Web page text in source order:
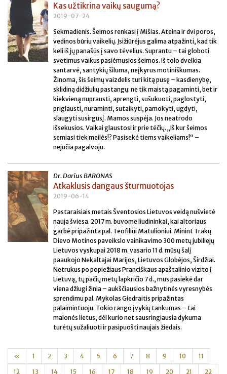
Kas užtikrina vaikų saugumą?
2019-07-24
Sekmadienis. Šeimos renkasi į Mišias. Ateina ir dvi poros,
vedinos būriu vaikelių. Įsižiūrėjus galima atpažinti, kad tik
keli iš jų panašūs į savo tėvelius. Suprantu – tai globoti
svetimus vaikus pasiėmusios šeimos. Iš tolo dvelkia
santarvė, santykių šiluma, neįkyrus motiniškumas.
Žinoma, šis šeimų vaizdelis turi kitą pusę – kasdienybę,
sklidiną didžiulių pastangų: ne tik maistą pagaminti, bet ir
kiekvieną nuprausti, aprengti, sušukuoti, paglostyti,
priglausti, nuraminti, sutaikyti, pamokyti, ugdyti,
slaugyti susirgusį. Mamos suspėja. Jos neatrodo
išsekusios. Vaikai glaustosi ir prie tėčių. „Iš kur šeimos
semiasi tiek meilės!? Pasisekė tiems vaikeliams!“ –
nejučia pagalvoju.
Dr. Darius BARONAS
Atkaklusis dangaus šturmuotojas
2019-06-14
Pastaraisiais metais Šventosios Lietuvos veidą nušvietė
nauja šviesa. 2017 m. buvome liudininkai, kai altoriaus
garbė pripažinta pal. Teofiliui Matulioniui. Minint Trakų
Dievo Motinos paveikslo vainikavimo 300 metų jubiliejų
Lietuvos vyskupai 2018 m. vasario 11 d. mūsų šalį
paaukojo Nekaltajai Marijos, Lietuvos Globėjos, Širdžiai.
Netrukus po popiežiaus Pranciškaus apaštalinio vizito į
Lietuvą, tų pačių metų lapkričio 7 d., mus pasiekė dar
viena džiugi žinia – aukščiausios bažnytinės vyresnybės
sprendimu pal. Mykolas Giedraitis pripažintas
palaimintuoju. Tokio rango įvykių tankumas – tai
malonės lietus, dėl kurio net sausringiausia dykuma
turėtų sužaliuoti ir pasipuošti naujais žiedais.
« 1 2 3 4 5 6 7 8 9 10 11
12 13 14 15 16 17 18 19 20 21 22